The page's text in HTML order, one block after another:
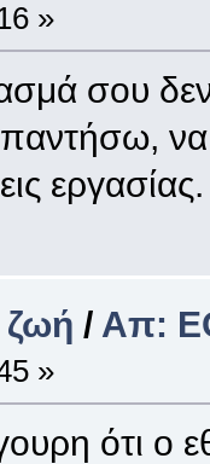
»
σου δεν
εργασίας.
/ Απ:
»
ότι ο